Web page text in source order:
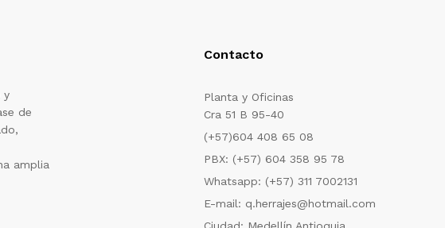
y
de
amplia
Contacto
Planta y Oficinas
Cra 51 B 95-40
(+57)604 408 65 08
PBX: (+57) 604 358 95 78
Whatsapp: (+57) 311 7002131
E-mail: q.herrajes@hotmail.com